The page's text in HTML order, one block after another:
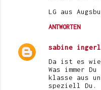
LG aus
ANTWORTEN
sabine ingerl
Da ist es
Was immer
klasse aus
speziell Du.